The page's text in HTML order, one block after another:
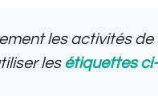
les activités de
les étiquettes